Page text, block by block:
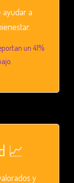
ayudar a
un 41%
📈
y